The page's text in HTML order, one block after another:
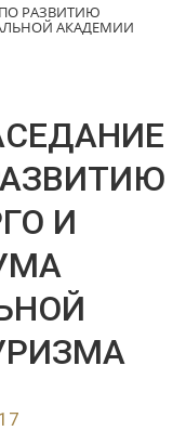
РАЗВИТИЮ
АКАДЕМИИ
И